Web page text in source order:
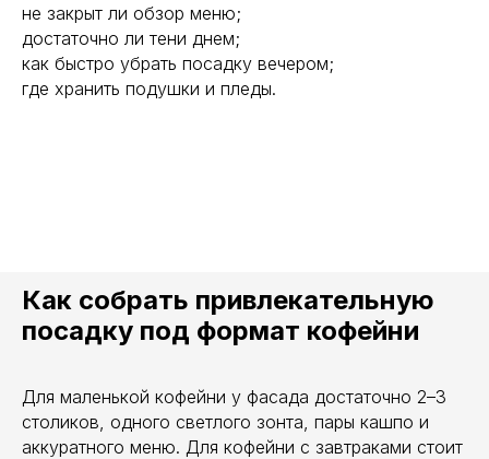
не закрыт ли обзор меню;
достаточно ли тени днем;
как быстро убрать посадку вечером;
где хранить подушки и пледы.
Как собрать привлекательную
посадку под формат кофейни
Для маленькой кофейни у фасада достаточно 2–3
столиков, одного светлого зонта, пары кашпо и
аккуратного меню. Для кофейни с завтраками стоит